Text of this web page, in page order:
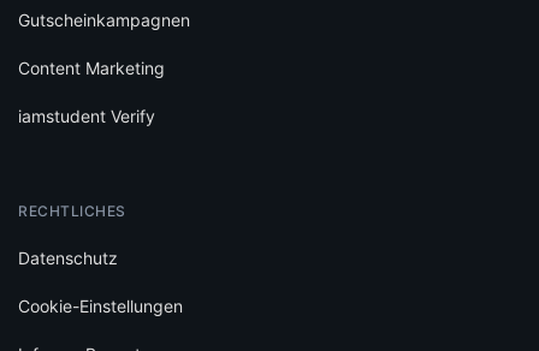
Gutscheinkampagnen
Content Marketing
iamstudent Verify
RECHTLICHES
Datenschutz
Cookie-Einstellungen